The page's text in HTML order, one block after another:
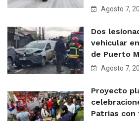
Agosto 7,
Dos
vehicular
de Puerto
Agosto 7,
Proyecto
Patrias con